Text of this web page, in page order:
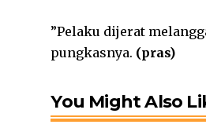
”Pelaku dijerat
pungkasnya. (pras)
You Might Also